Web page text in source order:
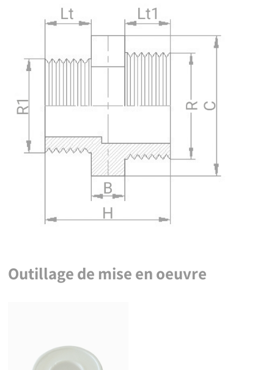
83
3" x 2 1/2" 79 90 33
51614025
4" x 2 1/2" 120
Outillage de mise en oeuvre